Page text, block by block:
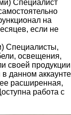
Специалист
на
если не
Специалисты,
освещения,
своей продукции
данном аккаунте
расширенная,
работа с